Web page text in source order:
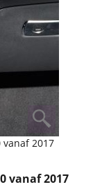
vanaf 2017
vanaf 2017